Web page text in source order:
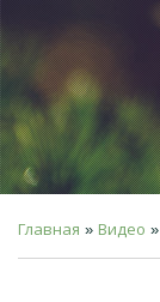
Главная » Видео »